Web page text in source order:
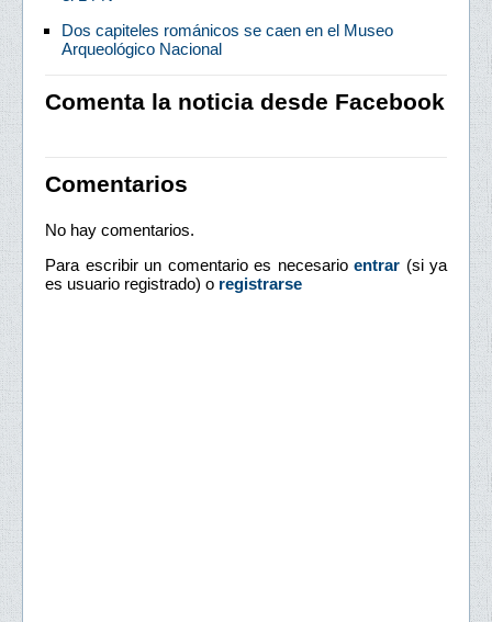
Dos capiteles románicos se caen en el Museo
Arqueológico Nacional
Comenta la noticia desde Facebook
Comentarios
No hay comentarios.
Para escribir un comentario es necesario entrar (si ya
es usuario registrado) o registrarse